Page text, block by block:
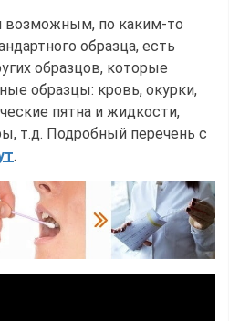
возможным, по каким-то
образца, есть
образцов, которые
образцы: кровь, окурки,
пятна и жидкости,
т.д. Подробный перечень с
.